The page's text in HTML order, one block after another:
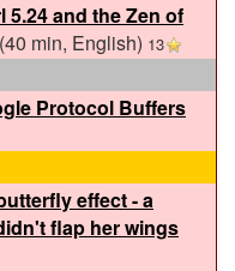
5.24 and the Zen of
(40 min, English) 13
Protocol Buffers‎
effect - a
flap her wings‎